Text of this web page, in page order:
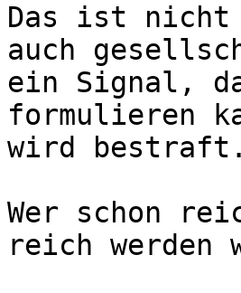
Das ist nicht
auch
ein Signal,
formulieren
wird bestraft.
Wer schon
reich